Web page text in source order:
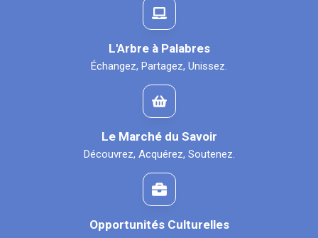
L'Arbre à Palabres
Échangez, Partagez, Unissez.
Le Marché du Savoir
Découvrez, Acquérez, Soutenez.
Opportunités Culturelles